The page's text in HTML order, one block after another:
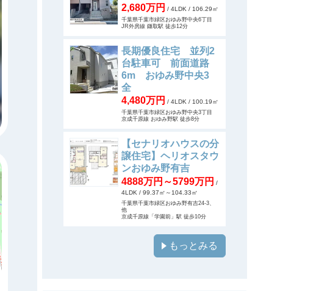
2,680万円 / 4LDK / 106.29㎡
千葉県千葉市緑区おゆみ野中央6丁目
JR外房線 鎌取駅 徒歩12分
長期優良住宅 並列2
台駐車可 前面道路
6m おゆみ野中央3
全
4,480万円 / 4LDK/ 100.19㎡
千葉県千葉市緑区おゆみ野中央3丁目
京成千原線 おゆみ野駅 徒歩8分
【セナリオハウスの分
譲住宅】ヘリオスタウ
ンおゆみ野有吉
4888万円～5799万円 /
4LDK / 99.37㎡～104.33㎡
千葉県千葉市緑区おゆみ野有吉24-3、
他
京成千原線「学園前」駅 徒歩10分
もっとみる